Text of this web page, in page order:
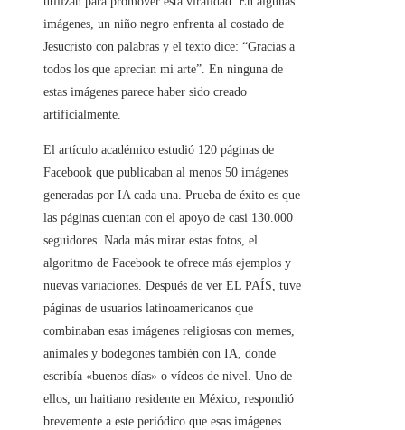
imágenes, un niño negro enfrenta al costado de
Jesucristo con palabras y el texto dice: “Gracias a
todos los que aprecian mi arte”. En ninguna de
estas imágenes parece haber sido creado
artificialmente.
El artículo académico estudió 120 páginas de
Facebook que publicaban al menos 50 imágenes
generadas por IA cada una. Prueba de éxito es que
las páginas cuentan con el apoyo de casi 130.000
seguidores. Nada más mirar estas fotos, el
algoritmo de Facebook te ofrece más ejemplos y
nuevas variaciones. Después de ver EL PAÍS, tuve
páginas de usuarios latinoamericanos que
combinaban esas imágenes religiosas con memes,
animales y bodegones también con IA, donde
escribía «buenos días» o vídeos de nivel. Uno de
ellos, un haitiano residente en México, respondió
brevemente a este periódico que esas imágenes